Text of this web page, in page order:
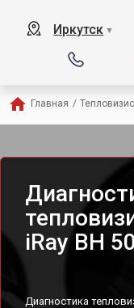
Иркутск ▼
Главная /
iRay BH
Диагностика